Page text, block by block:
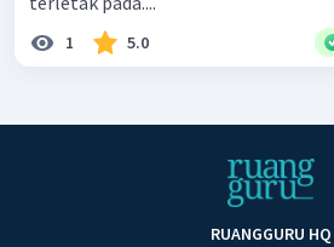
1 5.0
RUANGGURU HQ